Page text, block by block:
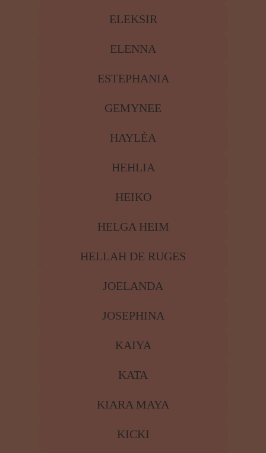
CRYSTAL
DAS ORPHAN ORAKEL
ELANA MILOWITZSCHA
ELEKSIR
ELENNA
ESTEPHANIA
GEMYNEE
HAYLÈA
HEHLIA
HEIKO
HELGA HEIM
HELLAH DE RUGES
JOELANDA
JOSEPHINA
KAIYA